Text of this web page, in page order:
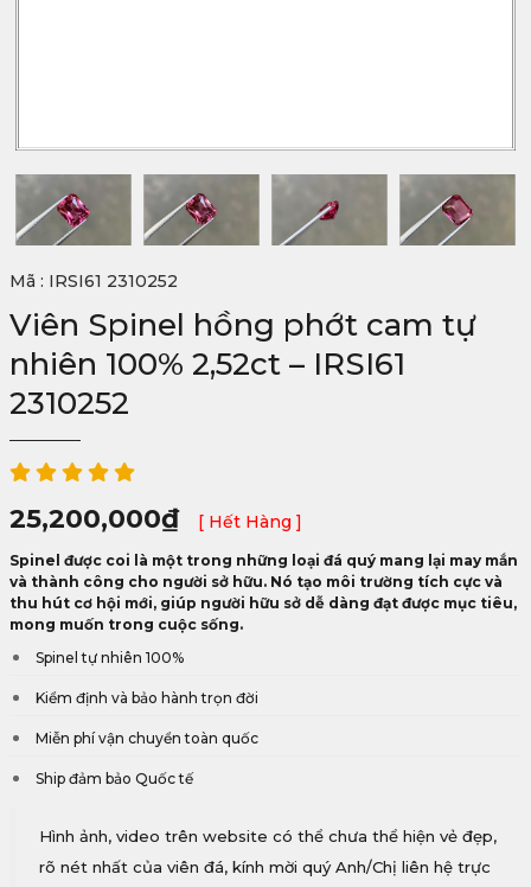
Mã : IRSI61 2310252
Viên Spinel hồng phớt cam tự
nhiên 100% 2,52ct – IRSI61
2310252
25,200,000₫ [ Hết Hàng ]
Spinel được coi là một trong những loại đá quý mang lại may mắn
và thành công cho người sở hữu. Nó tạo môi trường tích cực và
thu hút cơ hội mới, giúp người hữu sở dễ dàng đạt được mục tiêu,
mong muốn trong cuộc sống.
Spinel tự nhiên 100%
Kiểm định và bảo hành trọn đời
Miễn phí vận chuyển toàn quốc
Ship đảm bảo Quốc tế
Hình ảnh, video trên website có thể chưa thể hiện vẻ đẹp,
rõ nét nhất của viên đá, kính mời quý Anh/Chị liên hệ trực